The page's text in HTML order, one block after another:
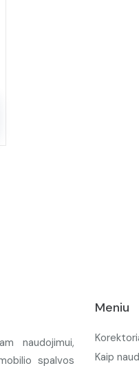
naudojimui,
spalvos
Meniu
Kaip